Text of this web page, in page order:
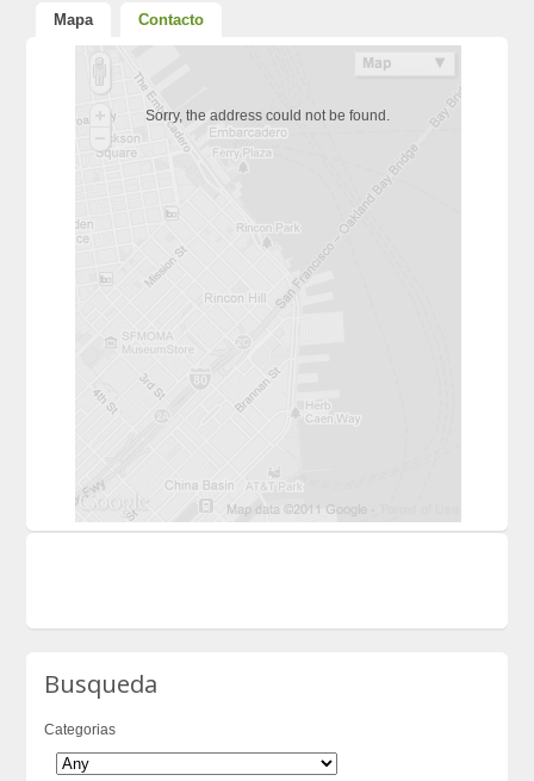
Mapa Contacto
Sorry, the address could not be found.
Busqueda
Categorias